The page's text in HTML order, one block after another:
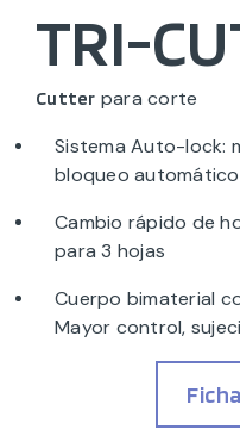
TRI-
Cutter para corte
Sistema Auto-lock:
bloqueo
Cambio rápido de
para 3 hojas
Cuerpo bimaterial
Mayor control,